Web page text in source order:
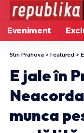
Eveniment
Stiri Prahova > Featured > E
E jale în
munca